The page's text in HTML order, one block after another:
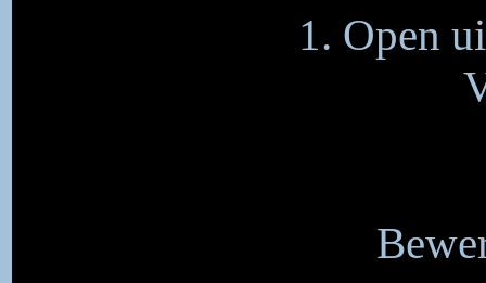
1. Open